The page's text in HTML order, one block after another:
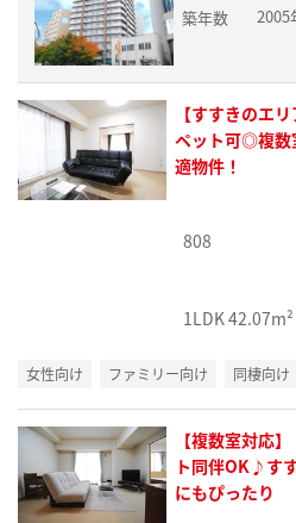
築年数
2005
【すすきのエ
ペット可◎複数
適物件！
808
1LDK42.07m²
女性向け ファミリー向け 同棲向け
【複数室対応
ト同伴OK♪す
にもぴったり